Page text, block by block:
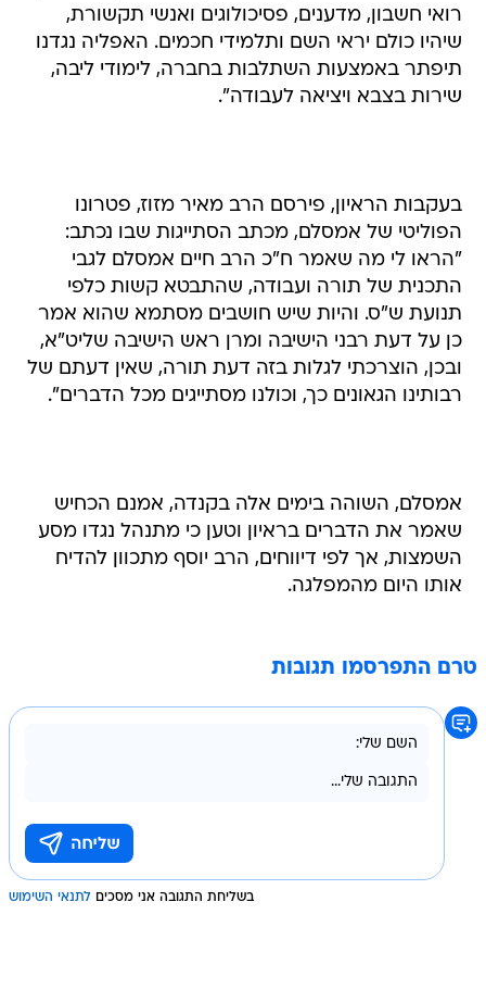
רואי חשבון, מדענים, פסיכולוגים ואנשי תקשורת,
שיהיו כולם יראי השם ותלמידי חכמים. האפליה נגדנו
תיפתר באמצעות השתלבות בחברה, לימודי ליבה,
שירות בצבא ויציאה לעבודה".
בעקבות הראיון, פירסם הרב מאיר מזוז, פטרונו
הפוליטי של אמסלם, מכתב הסתייגות שבו נכתב:
"הראו לי מה שאמר ח"כ הרב חיים אמסלם לגבי
התכנית של תורה ועבודה, שהתבטא קשות כלפי
תנועת ש"ס. והיות שיש חושבים מסתמא שהוא אמר
כן על דעת רבני הישיבה ומרן ראש הישיבה שליט"א,
ובכן, הוצרכתי לגלות בזה דעת תורה, שאין דעתם של
רבותינו הגאונים כך, וכולנו מסתייגים מכל הדברים".
אמסלם, השוהה בימים אלה בקנדה, אמנם הכחיש
שאמר את הדברים בראיון וטען כי מתנהל נגדו מסע
השמצות, אך לפי דיווחים, הרב יוסף מתכוון להדיח
אותו היום מהמפלגה.
טרם התפרסמו תגובות
בשליחת התגובה אני מסכים לתנאי השימוש